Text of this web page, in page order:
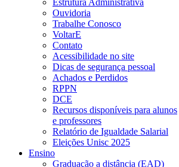
Estrutura Administrativa
Ouvidoria
Trabalhe Conosco
VoltarE
Contato
Acessibilidade no site
Dicas de segurança pessoal
Achados e Perdidos
RPPN
DCE
Recursos disponíveis para alunos
e professores
Relatório de Igualdade Salarial
Eleições Unisc 2025
Ensino
Graduação a distância (EAD)